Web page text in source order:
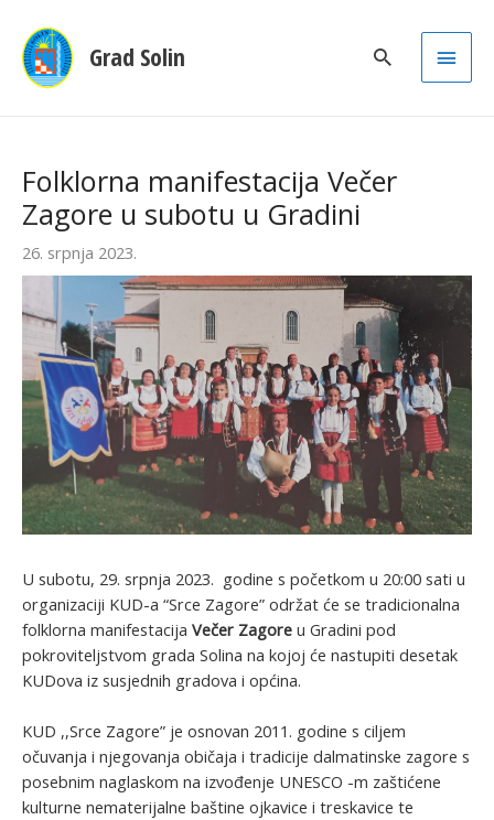
Grad Solin
Main
Folklorna manifestacija Večer
Zagore u subotu u Gradini
26. srpnja 2023.
U subotu, 29. srpnja 2023. godine s početkom u 20:00 sati u
organizaciji KUD-a “Srce Zagore” održat će se tradicionalna
folklorna manifestacija Večer Zagore u Gradini pod
pokroviteljstvom grada Solina na kojoj će nastupiti desetak
KUDova iz susjednih gradova i općina.
KUD ,,Srce Zagore” je osnovan 2011. godine s ciljem
očuvanja i njegovanja običaja i tradicije dalmatinske zagore s
posebnim naglaskom na izvođenje UNESCO -m zaštićene
kulturne nematerijalne baštine ojkavice i treskavice te